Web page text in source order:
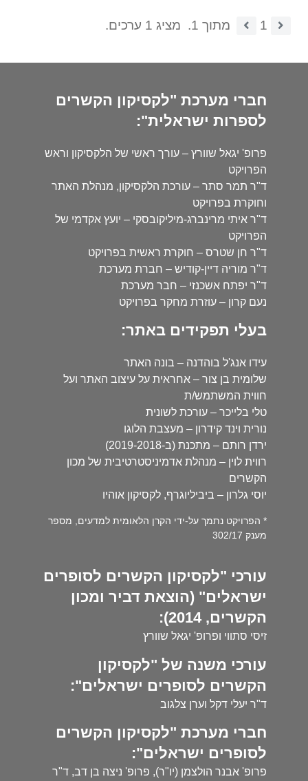
1 מתוך 1. מציג 1 ערכים.
חברי מערכת "לקסיקון הקשרים
לספרות ישראלית":
פרופ' יגאל שוורץ – עורך ראשי של הלקסיקון וראש
הפרויקט
ד"ר תמר סתר – עורכת הלקסיקון, מנהלת האתר
וחוקרת בפרויקט
ד"ר איתי מרינברג-מיליקובסקי – יועץ אקדמי של
הפרויקט
ד"ר חן שטרס – חוקרת ראשית בפרויקט
ד"ר מוריה דיין-קודיש – חברת מערכת
ד"ר יפתח אשכנזי – חבר מערכת
נעם קרון – עוזרת מחקר בפרויקט
בעלי תפקידים באתר:
עידו אנג'ל בוהדנה – בונה האתר
שלומית בן צור – אחראית על עיצוב האתר ועל
חווית המשתמש/ת
טלי בלייכר – עורכת לשונית
נורית וינד קידרון – מעצבת הלוגו
ירדן רותם – מתכנת (ב-2019-2018)
רווית לוין – מנהלת אדמיניסטרטיבית של מכון
הקשרים
יוסי גלרון – ביביליוגרף, לקסיקון אוהיו
* הפרויקט נתמך על-ידי הקרן הלאומית למדעים, מספר
מענק 302/17
עורכי "לקסיקון הקשרים לסופרים
ישראלים" (הוצאת דביר ומכון
הקשרים, 2014):
זיסי סתווי ופרופ' יגאל שוורץ
עורכי משנה של "לקסיקון
הקשרים לסופרים ישראלים":
ד"ר יעלי דקל וערן צלגוב
חברי מערכת "לקסיקון הקשרים
לסופרים ישראלים":
פרופ' אבנר הולצמן (יו"ר), פרופ' ניצה בן דב, ד"ר